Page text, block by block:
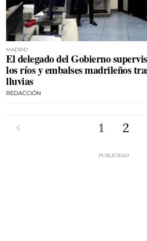
MADRID
El delegado del Gobierno
los ríos y embalses madrileños
lluvias
REDACCIÓN
1 2